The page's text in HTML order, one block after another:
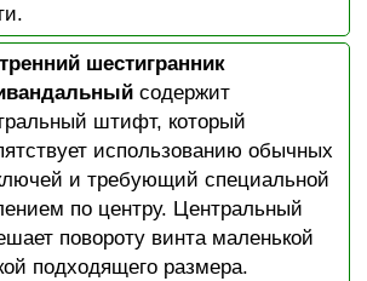
шестигранник
содержит
штифт, который
использованию обычных
и требующий специальной
по центру. Центральный
повороту винта маленькой
подходящего размера.